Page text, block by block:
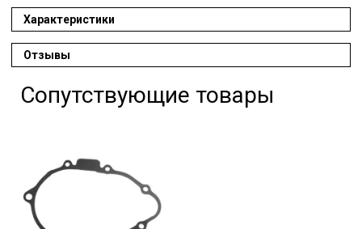
Характеристики
Отзывы
Сопутствующие товары